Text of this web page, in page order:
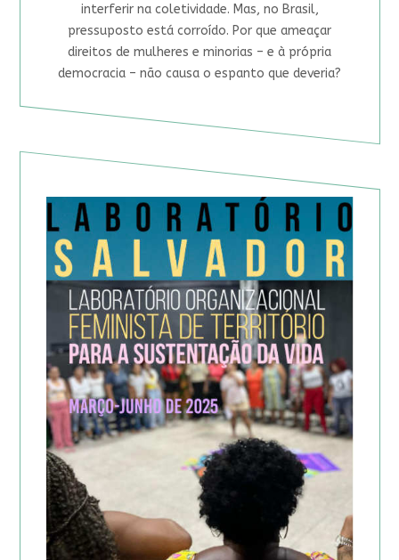
interferir na coletividade. Mas, no Brasil,
pressuposto está corroído. Por que ameaçar
direitos de mulheres e minorias – e à própria
democracia – não causa o espanto que deveria?